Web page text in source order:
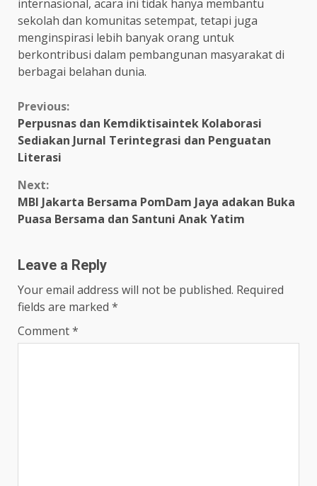
internasional, acara ini tidak hanya membantu
sekolah dan komunitas setempat, tetapi juga
menginspirasi lebih banyak orang untuk
berkontribusi dalam pembangunan masyarakat di
berbagai belahan dunia.
Continue
Reading
Previous:
Perpusnas dan Kemdiktisaintek Kolaborasi
Sediakan Jurnal Terintegrasi dan Penguatan
Literasi
Next:
MBI Jakarta Bersama PomDam Jaya adakan Buka
Puasa Bersama dan Santuni Anak Yatim
Leave a Reply
Your email address will not be published. Required
fields are marked *
Comment*